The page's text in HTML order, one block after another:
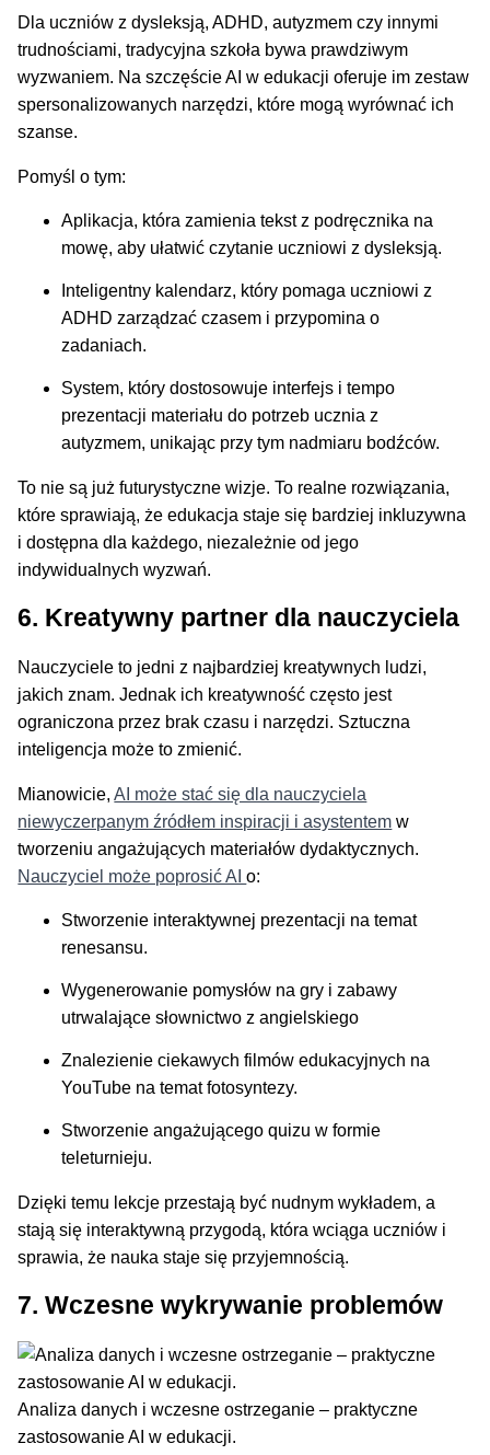
Dla uczniów z dysleksją, ADHD, autyzmem czy innymi
trudnościami, tradycyjna szkoła bywa prawdziwym
wyzwaniem. Na szczęście AI w edukacji oferuje im zestaw
spersonalizowanych narzędzi, które mogą wyrównać ich
szanse.
Pomyśl o tym:
Aplikacja, która zamienia tekst z podręcznika na
mowę, aby ułatwić czytanie uczniowi z dysleksją.
Inteligentny kalendarz, który pomaga uczniowi z
ADHD zarządzać czasem i przypomina o
zadaniach.
System, który dostosowuje interfejs i tempo
prezentacji materiału do potrzeb ucznia z
autyzmem, unikając przy tym nadmiaru bodźców.
To nie są już futurystyczne wizje. To realne rozwiązania,
które sprawiają, że edukacja staje się bardziej inkluzywna
i dostępna dla każdego, niezależnie od jego
indywidualnych wyzwań.
6. Kreatywny partner dla nauczyciela
Nauczyciele to jedni z najbardziej kreatywnych ludzi,
jakich znam. Jednak ich kreatywność często jest
ograniczona przez brak czasu i narzędzi. Sztuczna
inteligencja może to zmienić.
Mianowicie,AI może stać się dla nauczyciela
niewyczerpanym źródłem inspiracji i asystentem w
tworzeniu angażujących materiałów dydaktycznych.
Nauczyciel może poprosić AIo:
Stworzenie interaktywnej prezentacji na temat
renesansu.
Wygenerowanie pomysłów na gry i zabawy
utrwalające słownictwo z angielskiego
Znalezienie ciekawych filmów edukacyjnych na
YouTube na temat fotosyntezy.
Stworzenie angażującego quizu w formie
teleturnieju.
Dzięki temu lekcje przestają być nudnym wykładem, a
stają się interaktywną przygodą, która wciąga uczniów i
sprawia, że nauka staje się przyjemnością.
7. Wczesne wykrywanie problemów
Analiza danych i wczesne ostrzeganie – praktyczne
zastosowanie AI w edukacji.